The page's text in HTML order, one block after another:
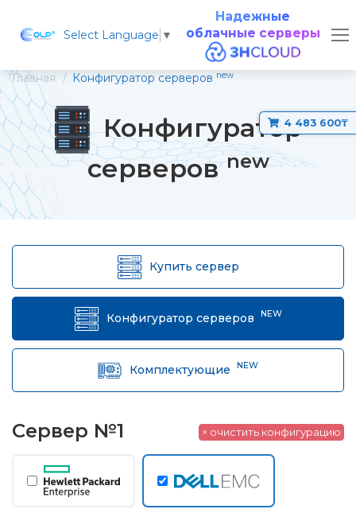
Select Language ▼
Надежные
облачные серверы
Главная Конфигуратор серверов new
Конфигуратор
серверовnew
Купить сервер
Конфигуратор серверов NEW
Комплектующие NEW
Сервер №1 × очистить конфигурацию
: 4 483 600₸